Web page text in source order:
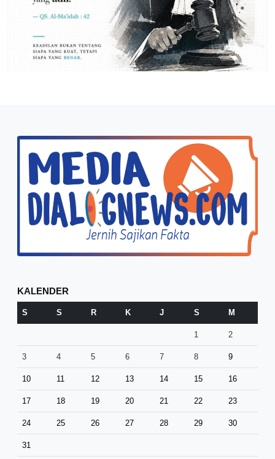
KALENDER
S S R K J S M
1 2
3 4 5 6 7 8 9
10 11 12 13 14 15 16
17 18 19 20 21 22 23
24 25 26 27 28 29 30
31